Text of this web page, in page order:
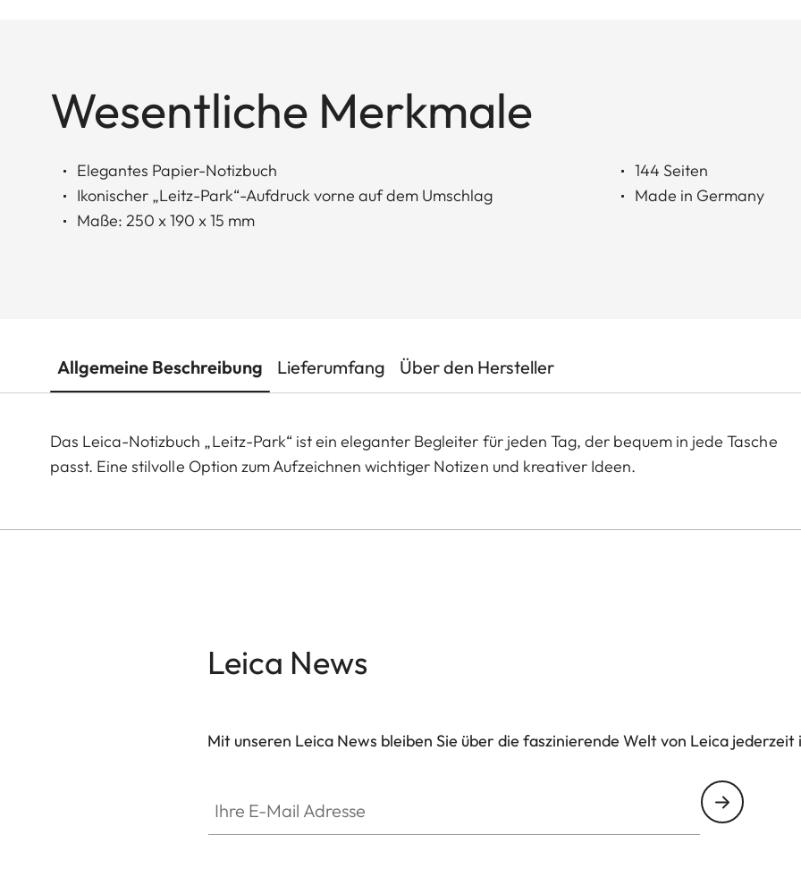
Wesentliche Merkmale
Elegantes Papier-Notizbuch
Ikonischer „Leitz-Park“-Aufdruck vorne auf dem Umschlag
Maße: 250 x 190 x 15 mm
144 Seiten
Made in Germany
Allgemeine Beschreibung Lieferumfang Über den Hersteller
Das Leica-Notizbuch „Leitz-Park“ ist ein eleganter Begleiter für jeden Tag, der bequem in jede Tasche
passt. Eine stilvolle Option zum Aufzeichnen wichtiger Notizen und kreativer Ideen.
Leica News
Mit unseren Leica News bleiben Sie über die faszinierende Welt von Leica